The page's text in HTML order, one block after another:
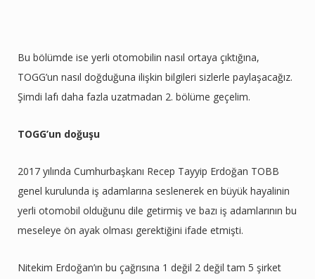
Bu bölümde ise yerli otomobilin nasıl ortaya çıktığına,
TOGG’un nasıl doğduğuna ilişkin bilgileri sizlerle paylaşacağız.
Şimdi lafı daha fazla uzatmadan 2. bölüme geçelim.
TOGG’un doğuşu
2017 yılında Cumhurbaşkanı Recep Tayyip Erdoğan TOBB
genel kurulunda iş adamlarına seslenerek en büyük hayalinin
yerli otomobil olduğunu dile getirmiş ve bazı iş adamlarının bu
meseleye ön ayak olması gerektiğini ifade etmişti.
Nitekim Erdoğan’ın bu çağrısına 1 değil 2 değil tam 5 şirket